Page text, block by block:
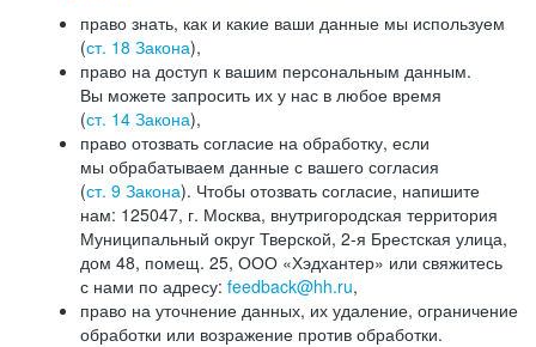
право знать, как и какие ваши данные мы используем
(ст. 18 Закона),
право на доступ к вашим персональным данным.
Вы можете запросить их у нас в любое время
(ст. 14 Закона),
право отозвать согласие на обработку, если
мы обрабатываем данные с вашего согласия
(ст. 9 Закона). Чтобы отозвать согласие, напишите
нам: 125047, г. Москва, внутригородская территория
Муниципальный округ Тверской, 2-я Брестская улица,
дом 48, помещ. 25, ООО «Хэдхантер» или свяжитесь
с нами по адресу: feedback@hh.ru,
право на уточнение данных, их удаление, ограничение
обработки или возражение против обработки.